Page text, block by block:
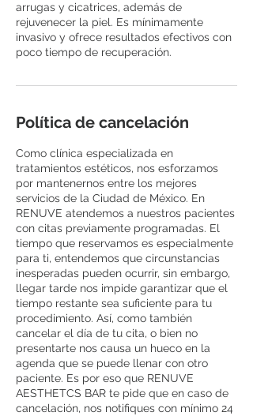
arrugas y cicatrices, además de
rejuvenecer la piel. Es mínimamente
invasivo y ofrece resultados efectivos con
poco tiempo de recuperación.
Política de cancelación
Como clínica especializada en
tratamientos estéticos, nos esforzamos
por mantenernos entre los mejores
servicios de la Ciudad de México. En
RENUVE atendemos a nuestros pacientes
con citas previamente programadas. El
tiempo que reservamos es especialmente
para ti, entendemos que circunstancias
inesperadas pueden ocurrir, sin embargo,
llegar tarde nos impide garantizar que el
tiempo restante sea suficiente para tu
procedimiento. Así, como también
cancelar el día de tu cita, o bien no
presentarte nos causa un hueco en la
agenda que se puede llenar con otro
paciente. Es por eso que RENUVE
AESTHETCS BAR te pide que en caso de
cancelación, nos notifiques con mínimo 24